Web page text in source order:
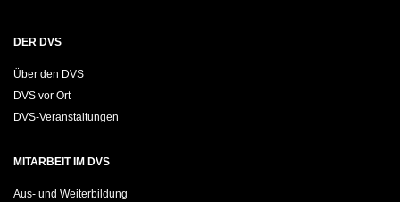
DER DVS
Über den DVS
DVS vor Ort
DVS-Veranstaltungen
MITARBEIT IM DVS
Aus- und Weiterbildung